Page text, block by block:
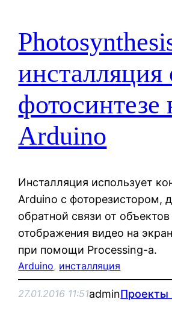
инсталляция
фотосинтезе
Arduino
Инсталляция использует
Arduino с фоторезистором,
обратной связи от объектов
отображения видео на
при помощи Processing-а.
Arduino, инсталляция
27.01.2016 11:51adminПроекты